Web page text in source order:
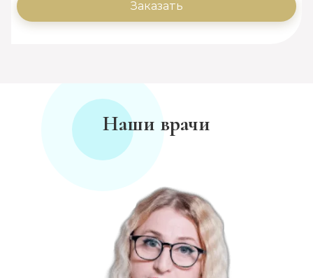
Заказать
Наши врачи